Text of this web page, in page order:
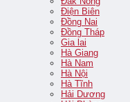
Điện Biên
Đồng Nai
Đồng Tháp
Gia lai
Hà Giang
Hà Nam
Hà Nội
Hà Tĩnh
Hải Dương